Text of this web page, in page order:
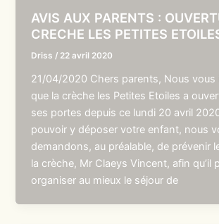
AVIS AUX PARENTS :
CRECHE LES PETITES
Driss / 22 avril 2020
21/04/2020 Chers parents, Nous vous
que la crèche les Petites Etoiles a
ses portes depuis ce lundi 20 avril
pouvoir y déposer votre enfant, nous
demandons, au préalable, de prévenir
la crèche, Mr Claeys Vincent, afin qu’il
organiser au mieux le séjour de